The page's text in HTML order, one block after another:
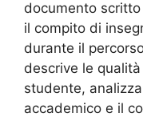
documento
il compito di
durante il
descrive le
studente,
accademico e il